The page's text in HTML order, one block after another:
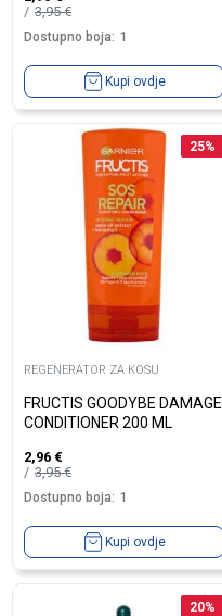
3,95€
Dostupno boja: 1
Kupi ovdje
25%
REGENERATOR ZA KOSU
FRUCTIS GOODYBE DAMAGE
CONDITIONER 200 ML
2,96 €
3,95€
Dostupno boja: 1
Kupi ovdje
20%